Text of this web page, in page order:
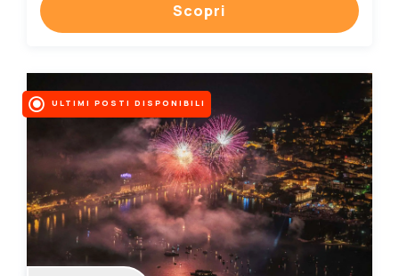
Scopri
ULTIMI POSTI DISPONIBILI